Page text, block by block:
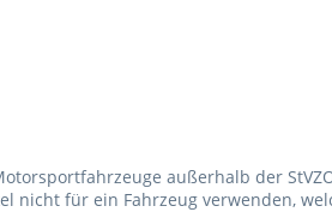
außerhalb der
nicht für ein Fahrzeug verwenden,